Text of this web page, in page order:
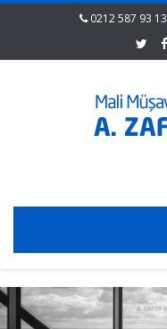
0212 587 93 13